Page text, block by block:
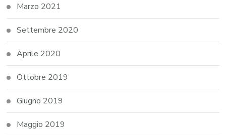
Marzo 2021
Settembre 2020
Aprile 2020
Ottobre 2019
Giugno 2019
Maggio 2019